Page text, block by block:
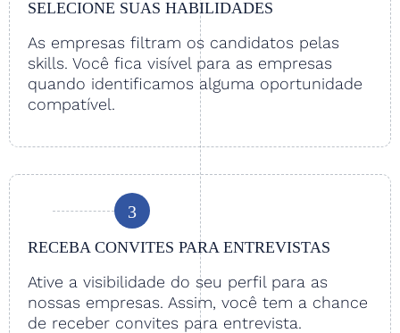
SELECIONE SUAS HABILIDADES
As empresas filtram os candidatos pelas
skills. Você fica visível para as empresas
quando identificamos alguma oportunidade
compatível.
3
RECEBA CONVITES PARA ENTREVISTAS
Ative a visibilidade do seu perfil para as
nossas empresas. Assim, você tem a chance
de receber convites para entrevista.